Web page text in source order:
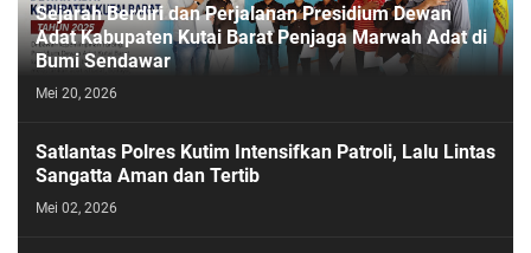
Sejarah Berdiri dan Perjalanan Presidium Dewan
Adat Kabupaten Kutai Barat Penjaga Marwah Adat di
Bumi Sendawar
Mei 20, 2026
Satlantas Polres Kutim Intensifkan Patroli, Lalu Lintas
Sangatta Aman dan Tertib
Mei 02, 2026